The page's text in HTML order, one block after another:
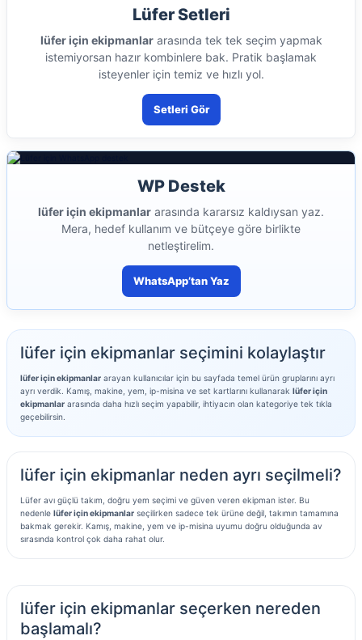
Lüfer Setleri
lüfer için ekipmanlararasında tek tek seçim yapmak
istemiyorsan hazır kombinlere bak. Pratik başlamak
isteyenler için temiz ve hızlı yol.
Setleri Gör
WP Destek
lüfer için ekipmanlar arasında kararsız kaldıysan yaz.
Mera, hedef kullanım ve bütçeye göre birlikte
netleştirelim.
WhatsApp’tan Yaz
lüfer için ekipmanlar seçimini kolaylaştır
lüfer için ekipmanlar arayan kullanıcılar için bu sayfada temel ürün gruplarını ayrı
ayrı verdik. Kamış, makine, yem, ip-misina ve set kartlarını kullanarak lüfer için
ekipmanlar arasında daha hızlı seçim yapabilir, ihtiyacın olan kategoriye tek tıkla
geçebilirsin.
lüfer için ekipmanlar neden ayrı seçilmeli?
Lüfer avı güçlü takım, doğru yem seçimi ve güven veren ekipman ister. Bu
nedenle lüfer için ekipmanlar seçilirken sadece tek ürüne değil, takımın tamamına
bakmak gerekir. Kamış, makine, yem ve ip-misina uyumu doğru olduğunda av
sırasında kontrol çok daha rahat olur.
lüfer için ekipmanlar seçerken nereden
başlamalı?